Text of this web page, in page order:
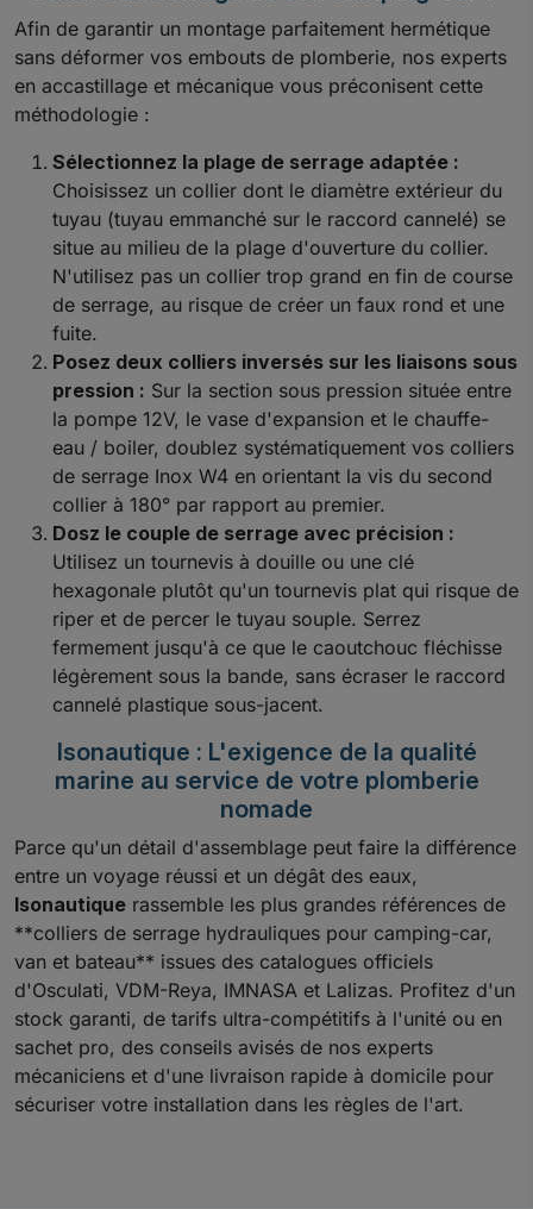
Afin de garantir un montage parfaitement hermétique
sans déformer vos embouts de plomberie, nos experts
en accastillage et mécanique vous préconisent cette
méthodologie :
Sélectionnez la plage de serrage adaptée :
Choisissez un collier dont le diamètre extérieur du
tuyau (tuyau emmanché sur le raccord cannelé) se
situe au milieu de la plage d'ouverture du collier.
N'utilisez pas un collier trop grand en fin de course
de serrage, au risque de créer un faux rond et une
fuite.
Posez deux colliers inversés sur les liaisons sous
pression : Sur la section sous pression située entre
la pompe 12V, le vase d'expansion et le chauffe-
eau / boiler, doublez systématiquement vos colliers
de serrage Inox W4 en orientant la vis du second
collier à 180° par rapport au premier.
Dosz le couple de serrage avec précision :
Utilisez un tournevis à douille ou une clé
hexagonale plutôt qu'un tournevis plat qui risque de
riper et de percer le tuyau souple. Serrez
fermement jusqu'à ce que le caoutchouc fléchisse
légèrement sous la bande, sans écraser le raccord
cannelé plastique sous-jacent.
Isonautique : L'exigence de la qualité
marine au service de votre plomberie
nomade
Parce qu'un détail d'assemblage peut faire la différence
entre un voyage réussi et un dégât des eaux,
Isonautique rassemble les plus grandes références de
**colliers de serrage hydrauliques pour camping-car,
van et bateau** issues des catalogues officiels
d'Osculati, VDM-Reya, IMNASA et Lalizas. Profitez d'un
stock garanti, de tarifs ultra-compétitifs à l'unité ou en
sachet pro, des conseils avisés de nos experts
mécaniciens et d'une livraison rapide à domicile pour
sécuriser votre installation dans les règles de l'art.